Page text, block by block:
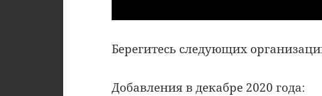
Берегитесь следующих
Добавления в декабре 2020 года: